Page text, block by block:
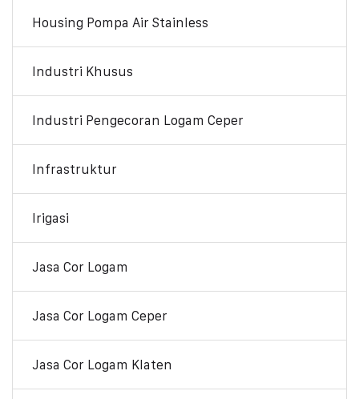
Housing Pompa Air Stainless
Industri Khusus
Industri Pengecoran Logam Ceper
Infrastruktur
Irigasi
Jasa Cor Logam
Jasa Cor Logam Ceper
Jasa Cor Logam Klaten